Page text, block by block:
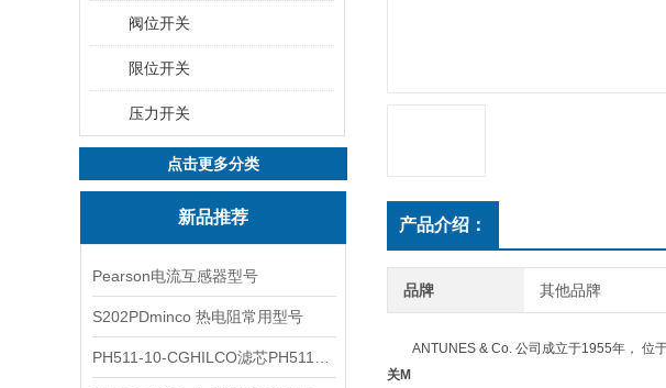
阀位开关
限位开关
压力开关
点击更多分类
新品推荐
Pearson电流互感器型号
S202PDminco 热电阻常用型号
产品介绍：
品牌 其他品牌
ANTUNES & Co. 公司成立于1955年， 位于
关M